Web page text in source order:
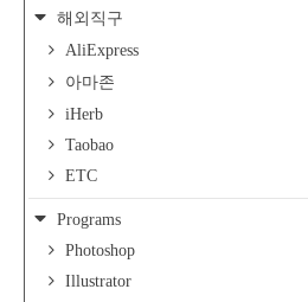
해외직구
AliExpress
아마존
iHerb
Taobao
ETC
Programs
Photoshop
Illustrator